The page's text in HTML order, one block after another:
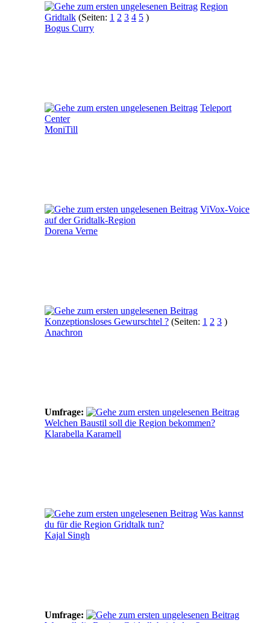
Region
Gridtalk (Seiten: 1 2 3 4 5 )
Bogus Curry
Teleport
Center
MoniTill
ViVox-Voice
auf der Gridtalk-Region
Dorena Verne
Konzeptionsloses Gewurschtel ? (Seiten: 1 2 3 )
Anachron
Umfrage:
Welchen Baustil soll die Region bekommen?
Klarabella Karamell
Was kannst
du für die Region Gridtalk tun?
Kajal Singh
Umfrage: